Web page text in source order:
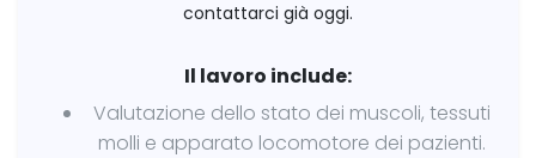
contattarci già oggi.
Il lavoro include:
Valutazione dello stato dei muscoli, tessuti
molli e apparato locomotore dei pazienti.